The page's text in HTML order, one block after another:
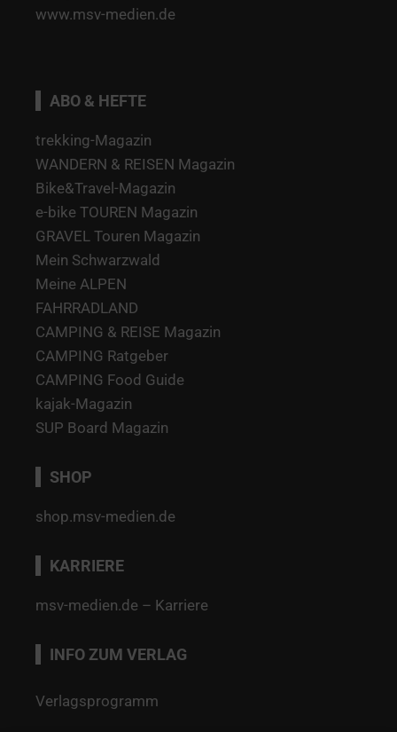
www.msv-medien.de
ABO & HEFTE
trekking-Magazin
WANDERN & REISEN Magazin
Bike&Travel-Magazin
e-bike TOUREN Magazin
GRAVEL Touren Magazin
Mein Schwarzwald
Meine ALPEN
FAHRRADLAND
CAMPING & REISE Magazin
CAMPING Ratgeber
CAMPING Food Guide
kajak-Magazin
SUP Board Magazin
SHOP
shop.msv-medien.de
KARRIERE
msv-medien.de – Karriere
INFO ZUM VERLAG
Verlagsprogramm